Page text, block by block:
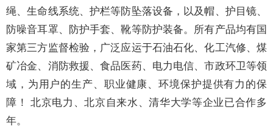
绳、生命线系统、护栏等防坠落设备，以及帽、护目镜、
防噪音耳罩、防护手套、靴等防护装备。所有产品均有国
家第三方监督检验，广泛应运于石油石化、化工汽修、煤
矿冶金、消防救援、食品医药、电力电信、市政环卫等领
域，为用户的生产、职业健康、环境保护提供有力的保
障！ 北京电力、北京自来水、清华大学等企业已合作多
年。